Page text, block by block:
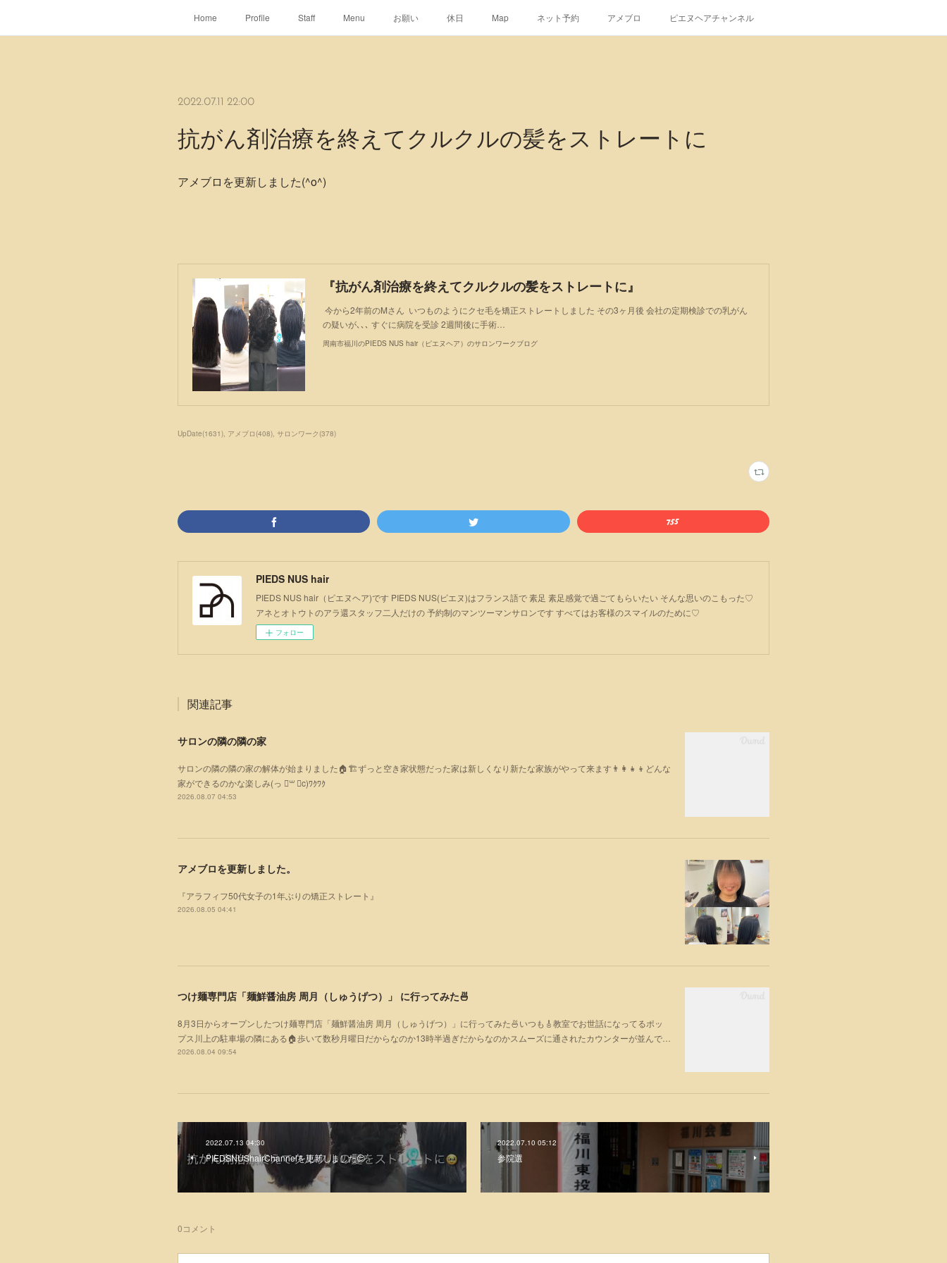
Home Profile Staff Menu お願い 休日 Map ネット予約 アメブロ ピエヌヘアチャンネル
2022.07.11 22:00
抗がん剤治療を終えてクルクルの髪をストレートに
アメブロを更新しました(^o^)
『抗がん剤治療を終えてクルクルの髪をストレートに』
今から2年前のMさん いつものようにクセ毛を矯正ストレートしました その3ヶ月後 会社の定期検診での乳がん
の疑いが､､､ すぐに病院を受診 2週間後に手術…
周南市福川のPIEDS NUS hair（ピエヌヘア）のサロンワークブログ
UpDate(1631) アメブロ (408) サロンワーク (378)
PIEDS NUS hair
PIEDS NUS hair（ピエヌヘア)です PIEDS NUS(ピエヌ)はフランス語で 素足 素足感覚で過ごてもらいたい そんな思いのこもった♡
アネとオトウトのアラ還スタッフ二人だけの 予約制のマンツーマンサロンです すべてはお客様のスマイルのために♡
フォロー
関連記事
サロンの隣の隣の家
サロンの隣の隣の家の解体が始まりました🏠🏗ずっと空き家状態だった家は新しくなり新たな家族がやって来ます👨‍👩‍👧‍👦どんな
家ができるのかな楽しみ(っ ॑꒳ ॑c)ﾜｸﾜｸ
2026.08.07 04:53
アメブロを更新しました。
『アラフィフ50代女子の1年ぶりの矯正ストレート』
2026.08.05 04:41
つけ麺専門店「麺鮮醤油房 周月（しゅうげつ）」⁡ に行ってみた🍜
8月3日からオープンしたつけ麺専門店「麺鮮醤油房 周月（しゅうげつ）」⁡に行ってみた🍜いつも🎸教室でお世話になってるポッ
プス川上の駐車場の隣にある🏠歩いて数秒月曜日だからなのか13時半過ぎだからなのかスムーズに通されたカウンターが並んで…
2026.08.04 09:54
2022.07.13 04:30
PIEDSNUShairChannelを更新しました😌
2022.07.10 05:12
参院選
0コメント